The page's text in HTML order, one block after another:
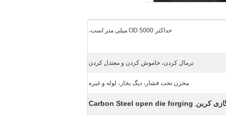
حداکثر OD 5000 میلی متر است،
نرمال کردن، خاموش کردن و معتدل کردن
مخزن تحت فشار، دیگ بخار، لوله و غیره
,
Carbon Steel open die forging